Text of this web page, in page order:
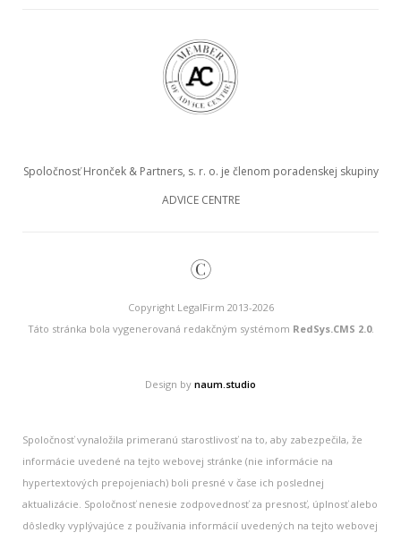
Spoločnosť Hronček & Partners, s. r. o. je členom poradenskej skupiny
ADVICE CENTRE
©
Copyright LegalFirm 2013-2026
Táto stránka bola vygenerovaná redakčným systémom RedSys.CMS 2.0.
Design by naum.studio
Spoločnosť vynaložila primeranú starostlivosť na to, aby zabezpečila, že
informácie uvedené na tejto webovej stránke (nie informácie na
hypertextových prepojeniach) boli presné v čase ich poslednej
aktualizácie. Spoločnosť nenesie zodpovednosť za presnosť, úplnosť alebo
dôsledky vyplývajúce z používania informácií uvedených na tejto webovej